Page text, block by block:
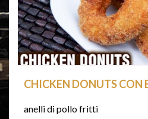
CHICKEN DONUTS CON
anelli di pollo fritti